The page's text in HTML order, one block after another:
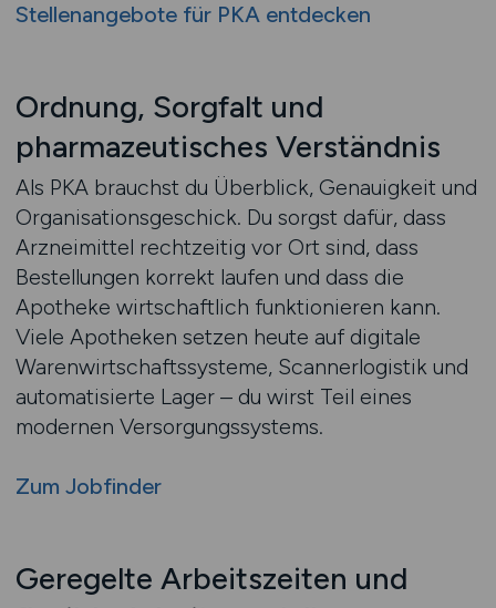
Stellenangebote für PKA entdecken
Ordnung, Sorgfalt und
pharmazeutisches Verständnis
Als PKA brauchst du Überblick, Genauigkeit und
Organisationsgeschick. Du sorgst dafür, dass
Arzneimittel rechtzeitig vor Ort sind, dass
Bestellungen korrekt laufen und dass die
Apotheke wirtschaftlich funktionieren kann.
Viele Apotheken setzen heute auf digitale
Warenwirtschaftssysteme, Scannerlogistik und
automatisierte Lager – du wirst Teil eines
modernen Versorgungssystems.
Zum Jobfinder
Geregelte Arbeitszeiten und